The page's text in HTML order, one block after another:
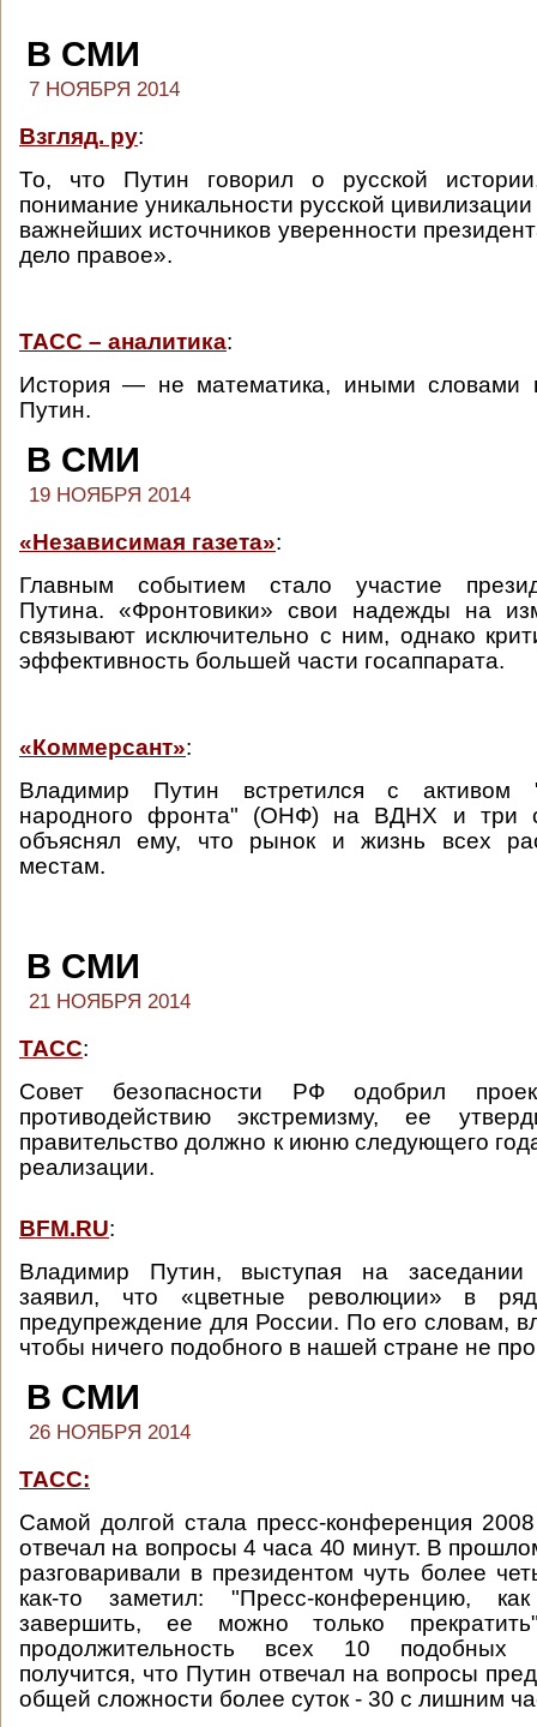
В СМИ
7 НОЯБРЯ 2014
Взгляд. ру:
То, что Путин говорил о русской
понимание уникальности русской
важнейших источников уверенности
дело правое».
ТАСС – аналитика:
История — не математика, иными словами
Путин.
В СМИ
19 НОЯБРЯ 2014
«Независимая газета»:
Главным событием стало участие
Путина. «Фронтовики» свои надежды на
связывают исключительно с ним, однако
эффективность большей части госаппарата.
«Коммерсант»:
Владимир Путин встретился с активом
народного фронта" (ОНФ) на ВДНХ и три
объяснял ему, что рынок и жизнь всех
местам.
В СМИ
21 НОЯБРЯ 2014
ТАСС:
Совет безопасности РФ одобрил
противодействию экстремизму, ее
правительство должно к июню следующего
реализации.
BFM.RU:
Владимир Путин, выступая на заседании
заявил, что «цветные революции» в
предупреждение для России. По его словам,
чтобы ничего подобного в нашей стране не
В СМИ
26 НОЯБРЯ 2014
ТАСС:
Самой долгой стала пресс-конференция
отвечал на вопросы 4 часа 40 минут. В
разговаривали в президентом чуть более
как-то заметил: "Пресс-конференцию,
завершить, ее можно только
продолжительность всех 10 подобных
получится, что Путин отвечал на вопросы
общей сложности более суток - 30 с лишним